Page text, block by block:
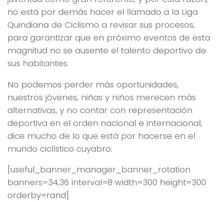
no está por demás hacer el llamado a la Liga
Quindiana de Ciclismo a revisar sus procesos,
para garantizar que en próximo eventos de esta
magnitud no se ausente el talento deportivo de
sus habitantes.
No podemos perder más oportunidades,
nuestros jóvenes, niñas y niños merecen más
alternativas, y no contar con representación
deportiva en el orden nacional e internacional,
dice mucho de lo que está por hacerse en el
mundo ciclístico cuyabro.
[useful_banner_manager_banner_rotation
banners=34,36 interval=8 width=300 height=300
orderby=rand]